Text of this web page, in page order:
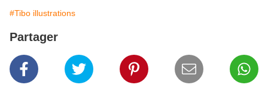
#Tibo illustrations
Partager